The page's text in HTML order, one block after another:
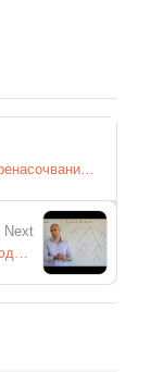
HTTP 301, 302, 307 и 308 пренасочвания на страници
Next
Crawl Budget SEO – Как да пестим бюджетът си за обхождане пред Google?